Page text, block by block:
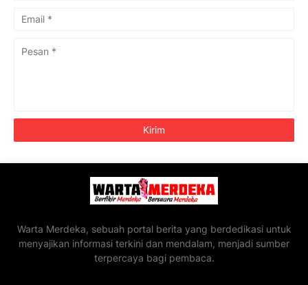
Warta Merdeka, sebuah portal berita yang berdedikasi untuk
menyajikan informasi terkini dan mendalam, menjadi sumber
terpercaya bagi pembaca.